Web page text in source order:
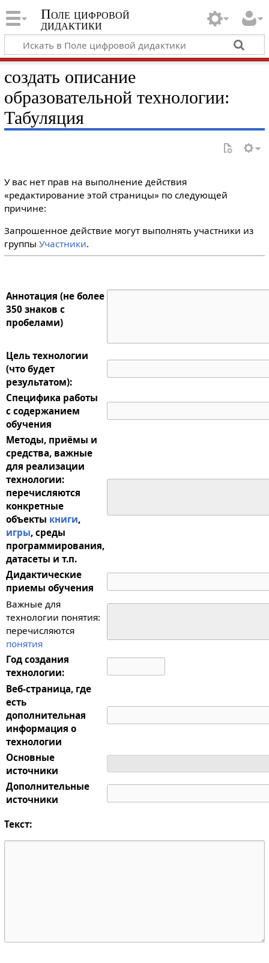
Поле цифровой
дидактики
создать описание
образовательной технологии:
Табуляция
У вас нет прав на выполнение действия
«редактирование этой страницы» по следующей
причине:
Запрошенное действие могут выполнять участники из
группы Участники.
Аннотация (не более
350 знаков с
пробелами)
Цель технологии
(что будет
результатом):
Специфика работы
с содержанием
обучения
Методы, приёмы и
средства, важные
для реализации
технологии:
перечисляются
конкретные
объекты книги,
игры, среды
программирования,
датасеты и т.п.
Дидактические
приемы обучения
Важные для
технологии понятия:
перечисляются
понятия
Год создания
технологии:
Веб-страница, где
есть
дополнительная
информация о
технологии
Основные
источники
Дополнительные
источники
Текст: